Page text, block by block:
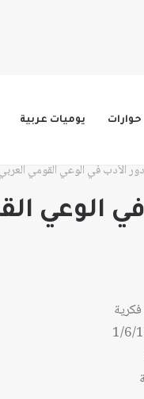
حوارات يوميات عربية
دور الأدب في الوعي القومي العربي
الوعي
1/6/